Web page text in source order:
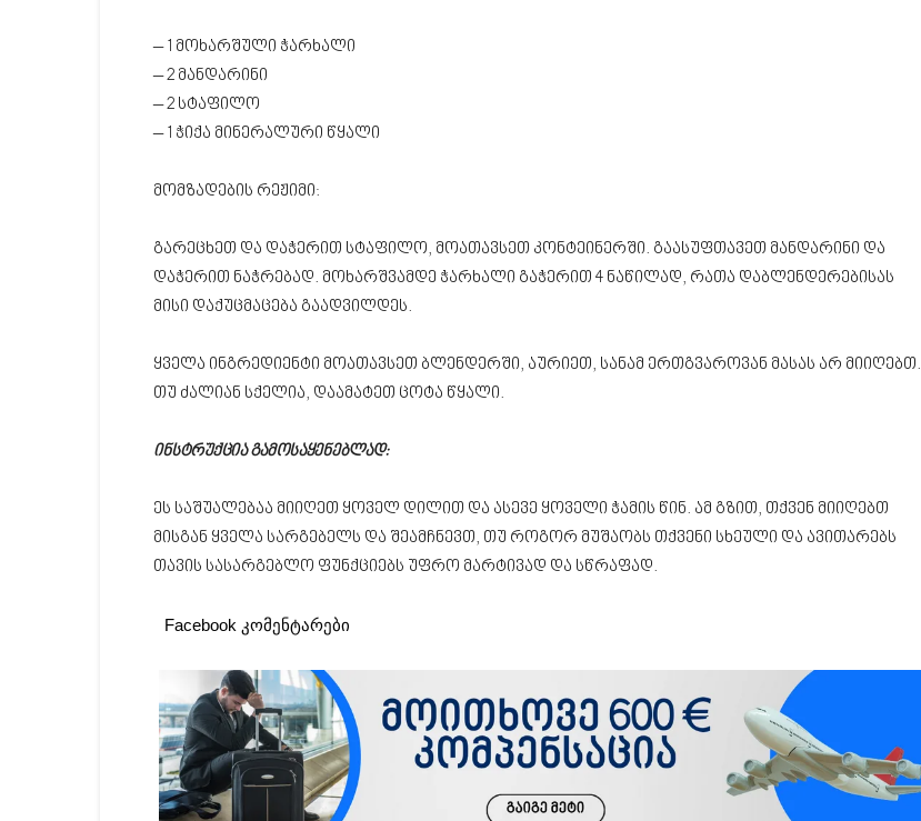
– 1 მოხარშული ჭარხალი
– 2 მანდარინი
– 2 სტაფილო
– 1 ჭიქა მინერალური წყალი
მომზადების რეჟიმი:
გარეცხეთ და დაჭერით სტაფილო, მოათავსეთ კონტეინერში. გაასუფთავეთ მანდარინი და
დაჭერით ნაჭრებად. მოხარშვამდე ჭარხალი გაჭერით 4 ნაწილად, რათა დაბლენდერებისას
მისი დაქუცმაცება გაადვილდეს.
ყველა ინგრედიენტი მოათავსეთ ბლენდერში, აურიეთ, სანამ ერთგვაროვან მასას არ მიიღებთ.
თუ ძალიან სქელია, დაამატეთ ცოტა წყალი.
ინსტრუქცია გამოსაყენებლად:
ეს საშუალებაა მიიღეთ ყოველ დილით და ასევე ყოველი ჭამის წინ. ამ გზით, თქვენ მიიღებთ
მისგან ყველა სარგებელს და შეამჩნევთ, თუ როგორ მუშაობს თქვენი სხეული და ავითარებს
თავის სასარგებლო ფუნქციებს უფრო მარტივად და სწრაფად.
Facebook კომენტარები